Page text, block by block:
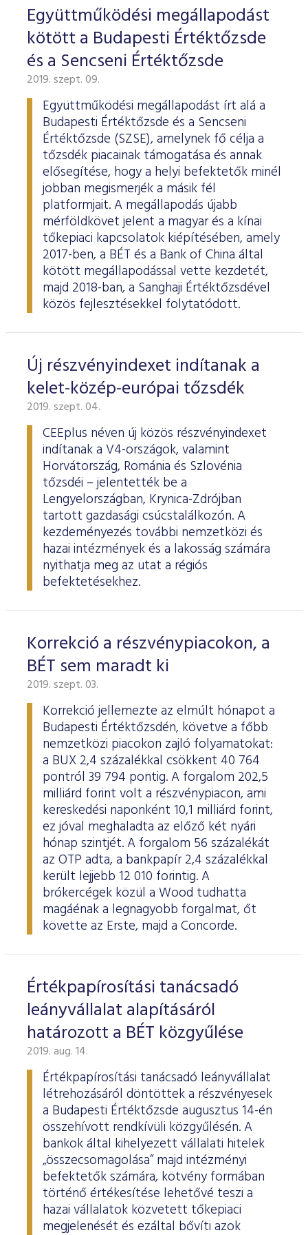
ESG Útmutató
Együttműködési megállapodást
kötött a Budapesti Értéktőzsde
és a Sencseni Értéktőzsde
2019. szept. 09.
Együttműködési megállapodást írt alá a
Budapesti Értéktőzsde és a Sencseni
Értéktőzsde (SZSE), amelynek fő célja a
tőzsdék piacainak támogatása és annak
elősegítése, hogy a helyi befektetők minél
jobban megismerjék a másik fél
platformjait. A megállapodás újabb
mérföldkövet jelent a magyar és a kínai
tőkepiaci kapcsolatok kiépítésében, amely
2017-ben, a BÉT és a Bank of China által
kötött megállapodással vette kezdetét,
majd 2018-ban, a Sanghaji Értéktőzsdével
közös fejlesztésekkel folytatódott.
Új részvényindexet indítanak a
kelet-közép-európai tőzsdék
2019. szept. 04.
CEEplus néven új közös részvényindexet
indítanak a V4-országok, valamint
Horvátország, Románia és Szlovénia
tőzsdéi – jelentették be a
Lengyelországban, Krynica-Zdrójban
tartott gazdasági csúcstalálkozón. A
kezdeményezés további nemzetközi és
hazai intézmények és a lakosság számára
nyithatja meg az utat a régiós
befektetésekhez.
Korrekció a részvénypiacokon, a
BÉT sem maradt ki
2019. szept. 03.
Korrekció jellemezte az elmúlt hónapot a
Budapesti Értéktőzsdén, követve a főbb
nemzetközi piacokon zajló folyamatokat:
a BUX 2,4 százalékkal csökkent 40 764
pontról 39 794 pontig. A forgalom 202,5
milliárd forint volt a részvénypiacon, ami
kereskedési naponként 10,1 milliárd forint,
ez jóval meghaladta az előző két nyári
hónap szintjét. A forgalom 56 százalékát
az OTP adta, a bankpapír 2,4 százalékkal
került lejjebb 12 010 forintig. A
brókercégek közül a Wood tudhatta
magáénak a legnagyobb forgalmat, őt
követte az Erste, majd a Concorde.
Értékpapírosítási tanácsadó
leányvállalat alapításáról
határozott a BÉT közgyűlése
2019. aug. 14.
Értékpapírosítási tanácsadó leányvállalat
létrehozásáról döntöttek a részvényesek
a Budapesti Értéktőzsde augusztus 14-én
összehívott rendkívüli közgyűlésén. A
bankok által kihelyezett vállalati hitelek
„összecsomagolása” majd intézményi
befektetők számára, kötvény formában
történő értékesítése lehetővé teszi a
hazai vállalatok közvetett tőkepiaci
megjelenését és ezáltal bővíti azok